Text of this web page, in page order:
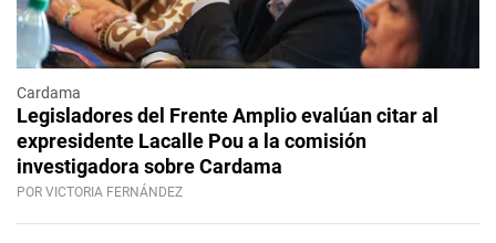
Cardama
Legisladores del Frente Amplio evalúan citar al
expresidente Lacalle Pou a la comisión
investigadora sobre Cardama
POR VICTORIA FERNÁNDEZ